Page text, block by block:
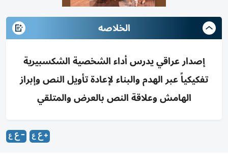
الخلاصه
إصدار عراقي يدرس أداء الشخصية الشكسبيرية
تفكيكياً عبر الهدم والبناء لإعادة تأويل النص وإبراز
الهامش وعلاقة النص بالعرض والمتلقي